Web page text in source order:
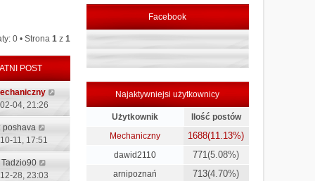
0 • Strona 1z 1
POST
04, 21:26
poshava
11, 17:51
Tadzio90
28, 23:03
Facebook
Najaktywniejsi użytkownicy
Użytkownik
Ilość postów
Mechaniczny
1688(11.13%)
dawid2110 771(5.08%)
arnipoznań 713(4.70%)